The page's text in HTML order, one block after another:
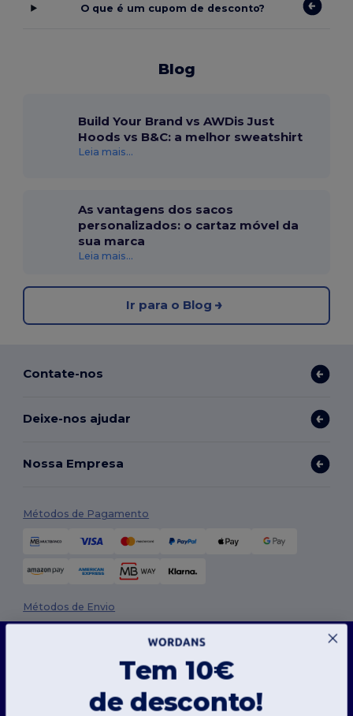
O que é um cupom de desconto?
Blog
Build Your Brand vs AWDis Just
Hoods vs B&C: a melhor sweatshirt
Leia mais...
As vantagens dos sacos
personalizados: o cartaz móvel da
sua marca
Leia mais...
Ir para o Blog
Contate-nos
Deixe-nos ajudar
Nossa Empresa
Métodos de Pagamento
Métodos de Envio
Este site usa cookies
lembrar as suas preferências, analisar o desempenho do site e garantir uma
experiência de navegação fluida e personalizada, incluindo conteúdos personalizados,
Pode gerir as suas preferências de cookies a qualquer momento. Os cookies essenciais,
Tem 10€
de desconto!